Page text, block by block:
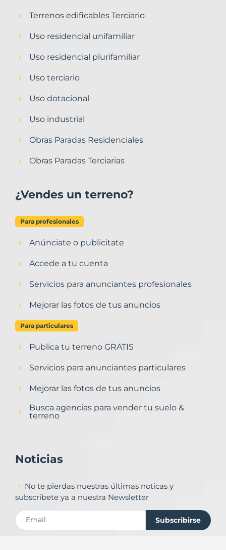
Terrenos edificables Terciario
Uso residencial unifamiliar
Uso residencial plurifamiliar
Uso terciario
Uso dotacional
Uso industrial
Obras Paradas Residenciales
Obras Paradas Terciarias
¿Vendes un terreno?
Para profesionales
Anúnciate o publicitate
Accede a tu cuenta
Servicios para anunciantes profesionales
Mejorar las fotos de tus anuncios
Para particulares
Publica tu terreno GRATIS
Servicios para anunciantes particulares
Mejorar las fotos de tus anuncios
Busca agencias para vender tu suelo &
terreno
Noticias
No te pierdas nuestras últimas noticas y
subscribete ya a nuestra Newsletter
Subscribirse